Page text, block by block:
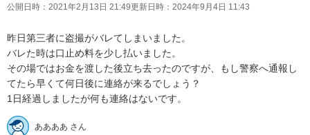
公開日時： 2021年2月13日 21:49更新日時： 2024年9月4日 11:43
昨日第三者に盗撮がバレてしまいました。
バレた時は口止め料を少し払いました。
その場ではお金を渡した後立ち去ったのですが、もし警察へ通報し
てたら早くて何日後に連絡が来るでしょう？
1日経過しましたが何も連絡はないです。
ああああ さん